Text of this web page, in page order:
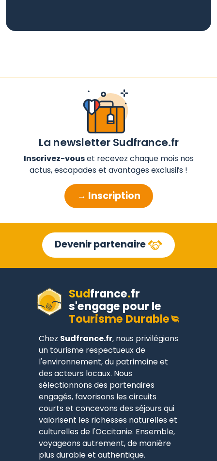
La newsletter Sudfrance.fr
Inscrivez-vouset recevez chaque mois nos
actus, escapades et avantages exclusifs !
→ Inscription
Devenir partenaire
Sudfrance.fr
s'engage pour le
Tourisme Durable
Chez Sudfrance.fr, nous privilégions
un tourisme respectueux de
l'environnement, du patrimoine et
des acteurs locaux. Nous
sélectionnons des partenaires
engagés, favorisons les circuits
courts et concevons des séjours qui
valorisent les richesses naturelles et
culturelles de l'Occitanie. Ensemble,
voyageons autrement, de manière
plus durable et authentique.